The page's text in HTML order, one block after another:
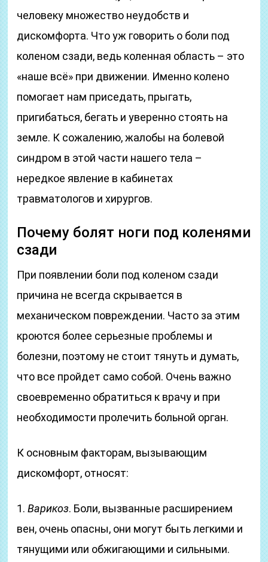
человеку множество неудобств и
дискомфорта. Что уж говорить о боли под
коленом сзади, ведь коленная область – это
«наше всё» при движении. Именно колено
помогает нам приседать, прыгать,
пригибаться, бегать и уверенно стоять на
земле. К сожалению, жалобы на болевой
синдром в этой части нашего тела –
нередкое явление в кабинетах
травматологов и хирургов.
Почему болят ноги под коленями
сзади
При появлении боли под коленом сзади
причина не всегда скрывается в
механическом повреждении. Часто за этим
кроются более серьезные проблемы и
болезни, поэтому не стоит тянуть и думать,
что все пройдет само собой. Очень важно
своевременно обратиться к врачу и при
необходимости пролечить больной орган.
К основным факторам, вызывающим
дискомфорт, относят:
1.Варикоз. Боли, вызванные расширением
вен, очень опасны, они могут быть легкими и
тянущими или обжигающими и сильными.